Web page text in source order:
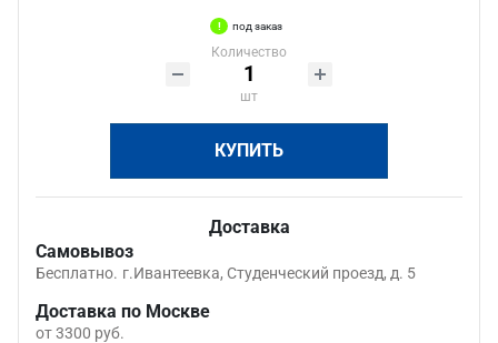
под заказ
Количество
шт
КУПИТЬ
Доставка
Самовывоз
Бесплатно. г.Ивантеевка, Студенческий проезд, д. 5
Доставка по Москве
от 3300 руб.